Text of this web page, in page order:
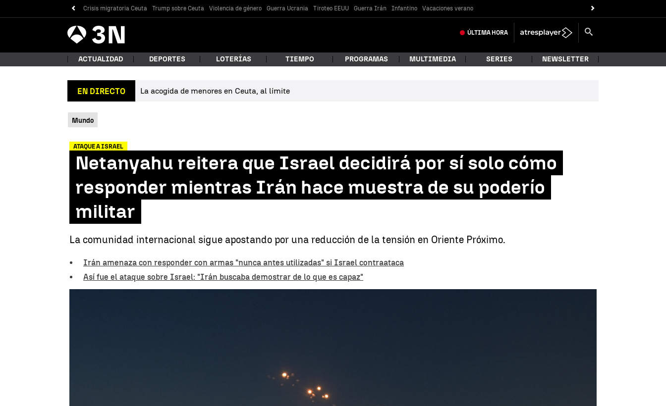
Crisis migratoria Ceuta Trump sobre Ceuta Violencia de género Guerra Ucrania Tiroteo EEUU Guerra Irán Infantino Vacaciones verano
Antena
3 Noticias ÚLTIMA HORA
ACTUALIDAD DEPORTES LOTERÍAS TIEMPO PROGRAMAS MULTIMEDIA SERIES NEWSLETTER
EN DIRECTO La acogida de menores en Ceuta, al límite
Mundo
ATAQUE A ISRAEL
Netanyahu reitera que Israel decidirá por sí solo cómo
responder mientras Irán hace muestra de su poderío
militar
La comunidad internacional sigue apostando por una reducción de la tensión en Oriente Próximo.
Irán amenaza con responder con armas "nunca antes utilizadas" si Israel contraataca
Así fue el ataque sobre Israel: "Irán buscaba demostrar de lo que es capaz"